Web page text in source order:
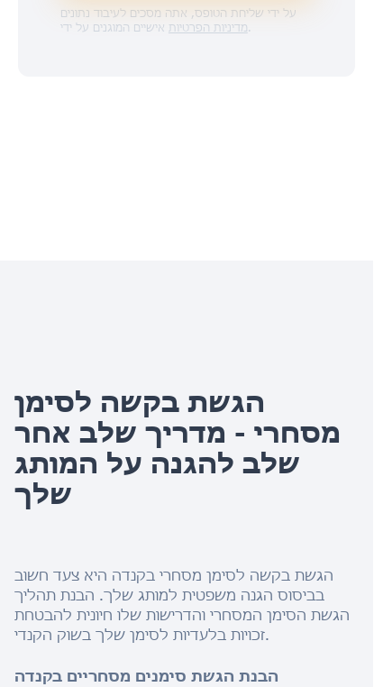
על ידי שליחת הטופס, אתה מסכים לעיבוד נתונים
מדיניות הפרטיות.
הגשת בקשה לסימן
מסחרי - מדריך שלב אחר
שלב להגנה על המותג
שלך
הגשת בקשה לסימן מסחרי בקנדה היא צעד חשוב
בביסוס הגנה משפטית למותג שלך. הבנת תהליך
הגשת הסימן המסחרי והדרישות שלו חיונית להבטחת
זכויות בלעדיות לסימן שלך בשוק הקנדי.
הבנת הגשת סימנים מסחריים בקנדה